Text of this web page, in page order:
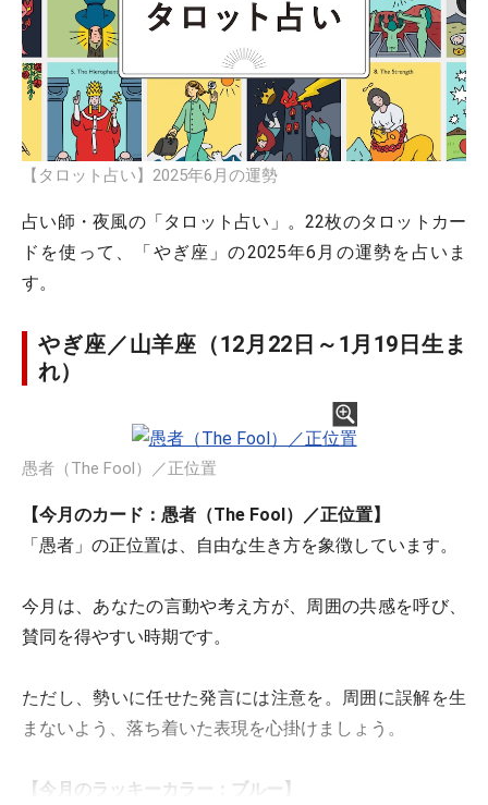
【タロット占い】2025年6月の運勢
占い師・夜風の「タロット占い」。22枚のタロットカー
ドを使って、「やぎ座」の2025年6月の運勢を占いま
す。
やぎ座／山羊座（12月22日～1月19日生ま
れ）
愚者（The Fool）／正位置
【今月のカード：愚者（The Fool）／正位置】
「愚者」の正位置は、自由な生き方を象徴しています。
今月は、あなたの言動や考え方が、周囲の共感を呼び、
賛同を得やすい時期です。
ただし、勢いに任せた発言には注意を。周囲に誤解を生
まないよう、落ち着いた表現を心掛けましょう。
【今月のラッキーカラー：ブルー】